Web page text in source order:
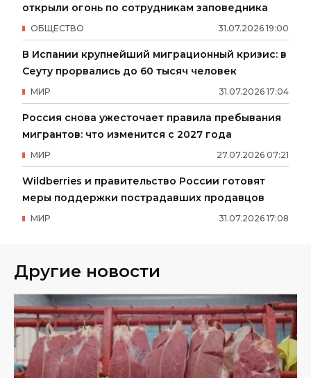
открыли огонь по сотрудникам заповедника
31.07.2026 19:00
ОБЩЕСТВО
В Испании крупнейший миграционный кризис: в
Сеуту прорвались до 60 тысяч человек
31.07.2026 17:04
МИР
Россия снова ужесточает правила пребывания
мигрантов: что изменится с 2027 года
27.07.2026 07:21
МИР
Wildberries и правительство России готовят
меры поддержки пострадавших продавцов
31.07.2026 17:08
МИР
Другие новости